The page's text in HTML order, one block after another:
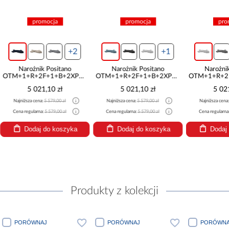
promocja
+2
Narożnik Positano
OTM+1+R+2F+1+B+2XPufa
5 021,10 zł
Najniższa cena:5 579,00 zł
Cena regularna:5 579,00 zł
Dodaj do koszyka
promocja
+1
Narożnik Positano
OTM+1+R+2F+1+B+2XPufa
5 021,10 zł
Najniższa cena:5 579,00 zł
Cena regularna:5 579,00 zł
Dodaj do koszyka
5
Najniższa
Cena
Produkty z kolekcji
PORÓWNAJ PORÓWNAJ